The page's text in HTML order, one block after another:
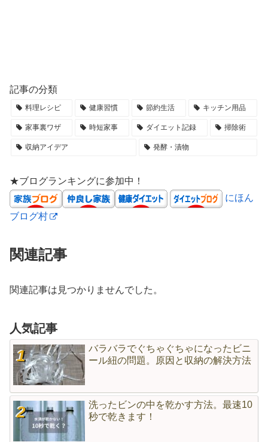
記事の分類
料理レシピ 健康習慣 節約生活 キッチン用品
家事裏ワザ 時短家事 ダイエット記録 掃除術
収納アイデア 発酵・漬物
★ブログランキングに参加中！
にほん
ブログ村
関連記事
関連記事は見つかりませんでした。
人気記事
バラバラでぐちゃぐちゃになったビニ
ール紐の問題。原因と収納の解決方法
洗ったビンの中を乾かす方法。最速10
秒で乾きます！